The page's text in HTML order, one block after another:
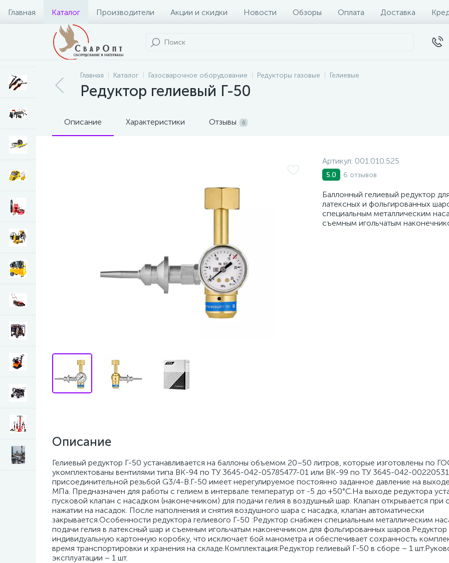
Главная Каталог Производители Акции и скидки Новости Обзоры Оплата Доставка
Главная Каталог Газосварочное оборудование Редукторы газовые Гелиевые
Редуктор гелиевый Г-50
Описание Характеристики Отзывы 6
Артикул: 001.010.525
5.0 6 отзывов
Баллонный гелиевый редуктор
латексных и фольгированных
специальным металлическим
съемным игольчатым
Описание
Гелиевый редуктор Г-50 устанавливается на баллоны объемом 20–50 литров, которые изготовлены по
укомплектованы вентилями типа ВК-94 по ТУ 3645-042-05785477-01 или ВК-99 по ТУ 3645-042-
присоединительной резьбой G3/4-B.Г-50 имеет нерегулируемое постоянно заданное давление на
МПа. Предназначен для работы с гелием в интервале температур от -5 до +50°С.На выходе редуктора
пусковой клапан с насадком (наконечником) для подачи гелия в воздушный шар. Клапан открывается при
нажатии на насадок. После наполнения и снятия воздушного шара с насадка, клапан автоматически
закрывается.Особенности редуктора гелиевого Г-50 :Редуктор снабжен специальным металлическим
подачи гелия в латексный шар и съемным игольчатым наконечником для фольгированных шаров.Редуктор
индивидуальную картонную коробку, что исключает бой манометра и обеспечивает сохранность
время транспортировки и хранения на складе.Комплектация:Редуктор гелиевый Г-50 в сборе – 1
эксплуатации – 1 шт.